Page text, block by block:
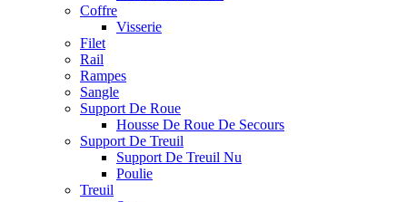
Coffre
Visserie
Filet
Rail
Rampes
Sangle
Support De Roue
Housse De Roue De Secours
Support De Treuil
Support De Treuil Nu
Poulie
Treuil